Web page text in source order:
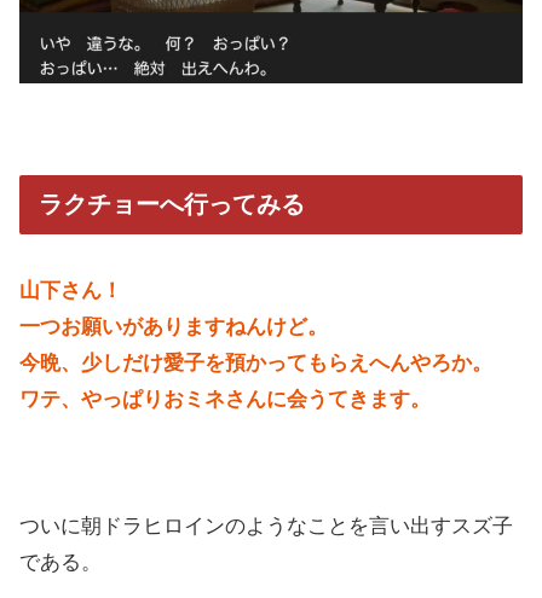
ラクチョーへ行ってみる
山下さん！
一つお願いがありますねんけど。
今晩、少しだけ愛子を預かってもらえへんやろか。
ワテ、やっぱりおミネさんに会うてきます。
ついに朝ドラヒロインのようなことを言い出すスズ子
である。